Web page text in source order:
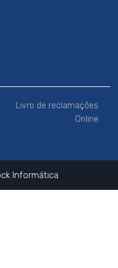
Livro de reclamações
Online
Informática